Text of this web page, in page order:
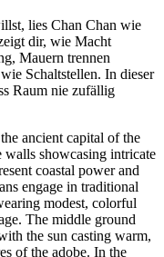
lies Chan Chan wie
dir, wie Macht
Mauern trennen
Schaltstellen. In dieser
Raum nie zufällig